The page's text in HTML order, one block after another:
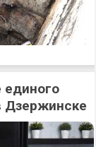
Дзержинске